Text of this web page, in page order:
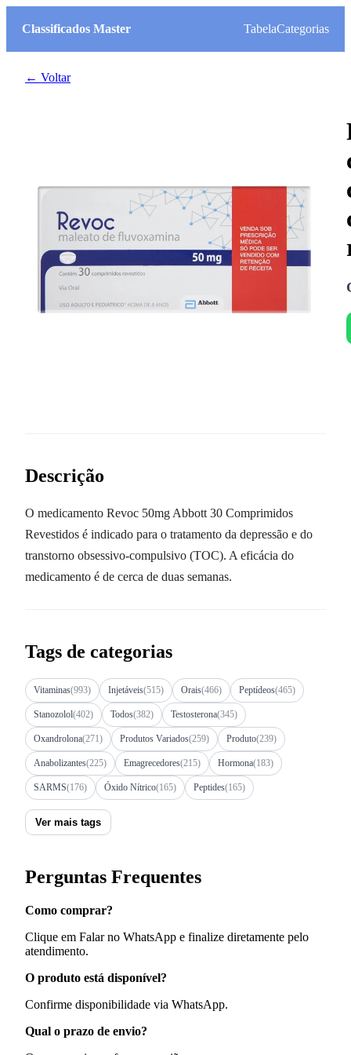
Classificados Master TabelaCategorias
← Voltar
Descrição
O medicamento Revoc 50mg Abbott 30 Comprimidos
Revestidos é indicado para o tratamento da depressão e do
transtorno obsessivo-compulsivo (TOC). A eficácia do
medicamento é de cerca de duas semanas.
Tags de categorias
Vitaminas(993) Injetáveis(515) Orais(466) Peptídeos(465)
Stanozolol(402) Todos(382) Testosterona(345)
Oxandrolona(271) Produtos Variados(259) Produto(239)
Anabolizantes(225) Emagrecedores(215) Hormona(183)
SARMS(176) Óxido Nítrico(165) Peptides(165)
Ver mais tags
Perguntas Frequentes
Como comprar?
Clique em Falar no WhatsApp e finalize diretamente pelo
atendimento.
O produto está disponível?
Confirme disponibilidade via WhatsApp.
Qual o prazo de envio?